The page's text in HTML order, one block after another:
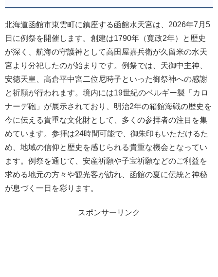
北海道函館市東雲町に鎮座する函館水天宮は、2026年7月5
日に例祭を開催します。創建は1790年（寛政2年）と歴史
が深く、航海の守護神として高田屋嘉兵衛が久留米の水天
宮より分祀したのが始まりです。例祭では、天御中主神、
安徳天皇、高倉平中宮二位尼時子といった御祭神への感謝
と祈願が行われます。境内には19世紀のベルギー製「カロ
ナーデ砲」が展示されており、明治2年の箱館海戦の歴史を
今に伝える貴重な文化財として、多くの参拝者の注目を集
めています。参拝は24時間可能で、御朱印もいただけるた
め、地域の信仰と歴史を感じられる貴重な機会となってい
ます。例祭を通じて、安産祈願や子宝祈願などのご利益を
求める地元の方々や観光客が訪れ、函館の夏に伝統と神秘
が息づく一日を彩ります。
スポンサーリンク